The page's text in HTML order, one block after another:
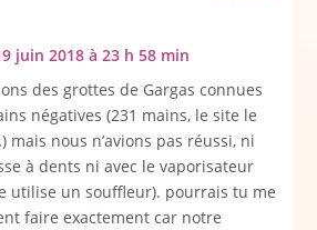
juin 2018 à 23 h 58 min
des grottes de Gargas connues
négatives (231 mains, le site le
mais nous n’avions pas réussi, ni
à dents ni avec le vaporisateur
utilise un souffleur). pourrais tu me
faire exactement car notre